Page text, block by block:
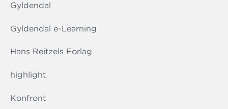
Gyldendal
Gyldendal e-Learning
Hans Reitzels Forlag
highlight
Konfront